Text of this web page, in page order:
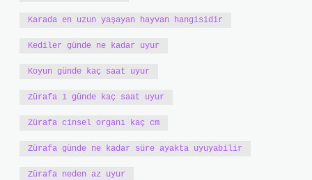
Karada en uzun yaşayan hayvan hangisidir
Kediler günde ne kadar uyur
Koyun günde kaç saat uyur
Zürafa 1 günde kaç saat uyur
Zürafa cinsel organı kaç cm
Zürafa günde ne kadar süre ayakta uyuyabilir
Zürafa neden az uyur